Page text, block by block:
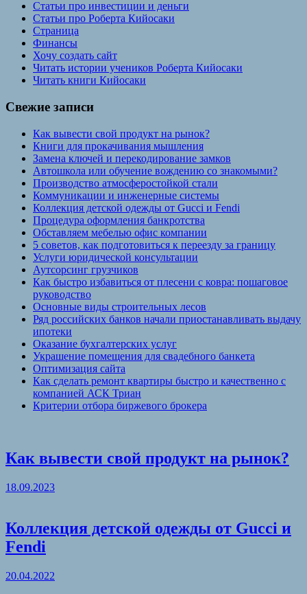
Статьи про инвестиции и деньги
Статьи про Роберта Кийосаки
Страница
Финансы
Хочу создать сайт
Читать истории учеников Роберта Кийосаки
Читать книги Кийосаки
Свежие записи
Как вывести свой продукт на рынок?
Книги для прокачивания мышления
Замена ключей и перекодирование замков
Автошкола или обучение вождению со знакомыми?
Производство атмосферостойкой стали
Коммуникации и инженерные системы
Коллекция детской одежды от Gucci и Fendi
Процедура оформления банкротства
Обставляем мебелью офис компании
5 советов, как подготовиться к переезду за границу
Услуги юридической консультации
Аутсорсинг грузчиков
Как быстро избавиться от плесени с ковра: пошаговое
руководство
Основные виды строительных лесов
Ряд российских банков начали приостанавливать выдачу
ипотеки
Оказание бухгалтерских услуг
Украшение помещения для свадебного банкета
Оптимизация сайта
Как сделать ремонт квартиры быстро и качественно с
компанией АСК Триан
Критерии отбора биржевого брокера
Как вывести свой продукт на рынок?
18.09.2023
Коллекция детской одежды от Gucci и
Fendi
20.04.2022